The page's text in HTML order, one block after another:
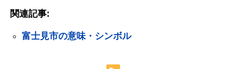
関連記事:
富士見市の意味・シンボル